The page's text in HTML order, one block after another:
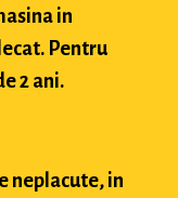
in
Pentru
2 ani.
neplacute, in